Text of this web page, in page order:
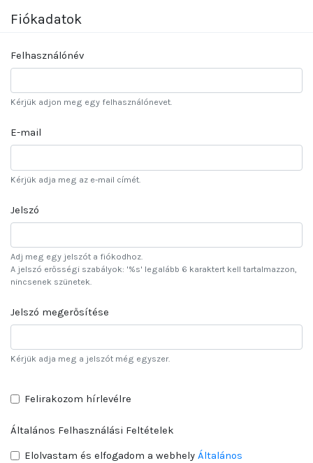
Fiókadatok
Felhasználónév
Kérjük adjon meg egy felhasználónevet.
E-mail
Kérjük adja meg az e-mail címét.
Jelszó
Adj meg egy jelszót a fiókodhoz.
A jelszó erősségi szabályok: '%s' legalább 6 karaktert kell tartalmazzon,
nincsenek szünetek.
Jelszó megerősítése
Kérjük adja meg a jelszót még egyszer.
Felirakozom hírlevélre
Általános Felhasználási Feltételek
Elolvastam és elfogadom a webhely Általános